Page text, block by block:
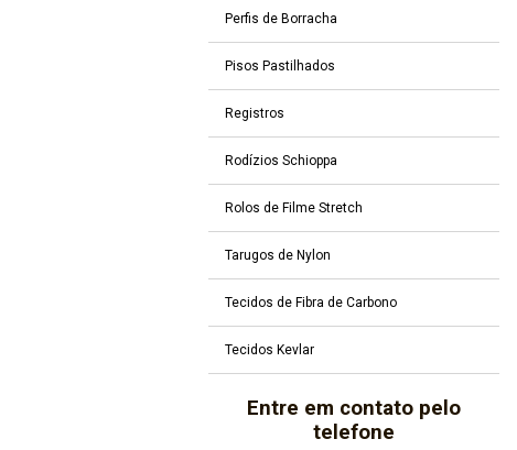
Perfis de Borracha
Pisos Pastilhados
Registros
Rodízios Schioppa
Rolos de Filme Stretch
Tarugos de Nylon
Tecidos de Fibra de Carbono
Tecidos Kevlar
Entre em contato pelo
telefone